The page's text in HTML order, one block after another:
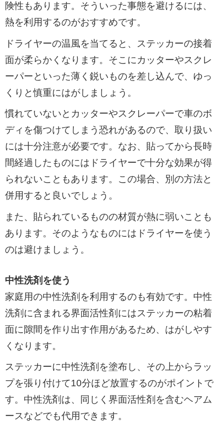
険性もあります。そういった事態を避けるには、
熱を利用するのがおすすめです。
ドライヤーの温風を当てると、ステッカーの接着
面が柔らかくなります。そこにカッターやスクレ
ーパーといった薄く鋭いものを差し込んで、ゆっ
くりと慎重にはがしましょう。
慣れていないとカッターやスクレーパーで車のボ
ディを傷つけてしまう恐れがあるので、取り扱い
には十分注意が必要です。なお、貼ってから長時
間経過したものにはドライヤーで十分な効果が得
られないこともあります。この場合、別の方法と
併用すると良いでしょう。
また、貼られているものの材質が熱に弱いことも
あります。そのようなものにはドライヤーを使う
のは避けましょう。
中性洗剤を使う
家庭用の中性洗剤を利用するのも有効です。中性
洗剤に含まれる界面活性剤にはステッカーの粘着
面に隙間を作り出す作用があるため、はがしやす
くなります。
ステッカーに中性洗剤を塗布し、その上からラッ
プを張り付けて10分ほど放置するのがポイントで
す。中性洗剤は、同じく界面活性剤を含むヘアム
ースなどでも代用できます。